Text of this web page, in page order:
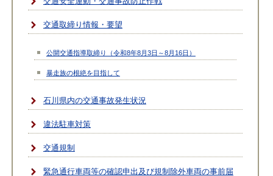
交通取締り情報・要望
公開交通指導取締り（令和8年8月3日～8月16日）
暴走族の根絶を目指して
石川県内の交通事故発生状況
違法駐車対策
交通規制
緊急通行車両等の確認申出及び規制除外車両の事前届